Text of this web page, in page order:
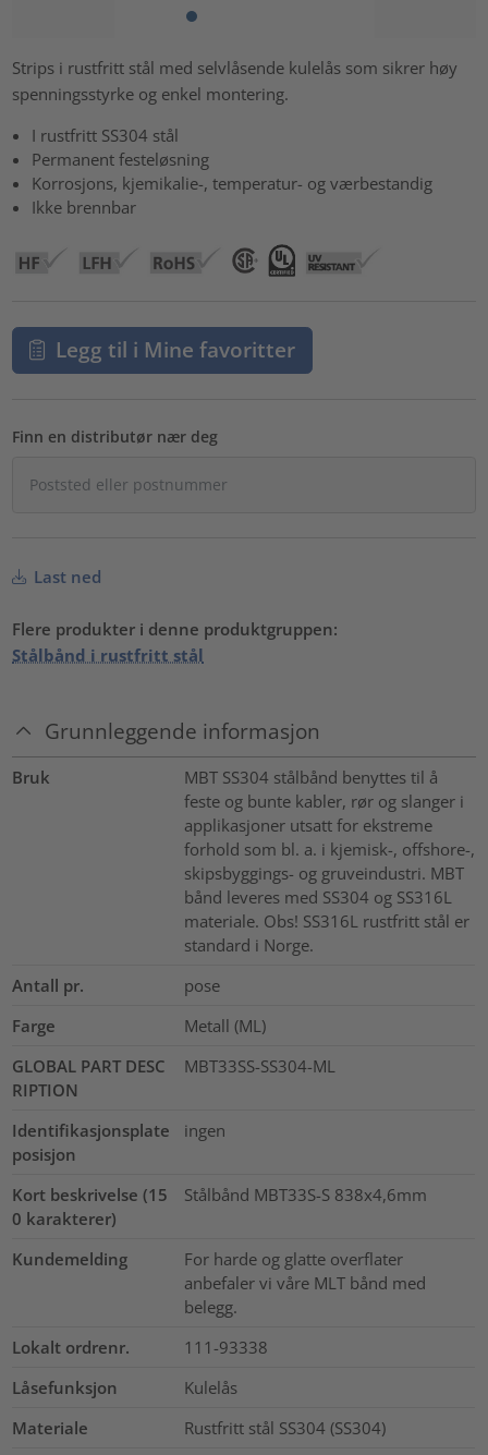
Strips i rustfritt stål med selvlåsende kulelås som sikrer høy
spenningsstyrke og enkel montering.
I rustfritt SS304 stål
Permanent festeløsning
Korrosjons, kjemikalie-, temperatur- og værbestandig
Ikke brennbar
Legg til i Mine favoritter
Finn en distributør nær deg
Last ned
Flere produkter i denne produktgruppen:
Stålbånd i rustfritt stål
Grunnleggende informasjon
Bruk
MBT SS304 stålbånd benyttes til å
feste og bunte kabler, rør og slanger i
applikasjoner utsatt for ekstreme
forhold som bl. a. i kjemisk-, offshore-,
skipsbyggings- og gruveindustri. MBT
bånd leveres med SS304 og SS316L
materiale. Obs! SS316L rustfritt stål er
standard i Norge.
Antall pr.
pose
Farge
Metall (ML)
GLOBAL PART DESC
RIPTION
MBT33SS-SS304-ML
Identifikasjonsplate
posisjon
ingen
Kort beskrivelse (15
0 karakterer)
Stålbånd MBT33S-S 838x4,6mm
Kundemelding
For harde og glatte overflater
anbefaler vi våre MLT bånd med
belegg.
Lokalt ordrenr.
111-93338
Låsefunksjon
Kulelås
Materiale
Rustfritt stål SS304 (SS304)